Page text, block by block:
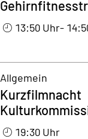
13:50 Uhr-
Kurzfilmnacht
Allgemein
19:30 Uhr